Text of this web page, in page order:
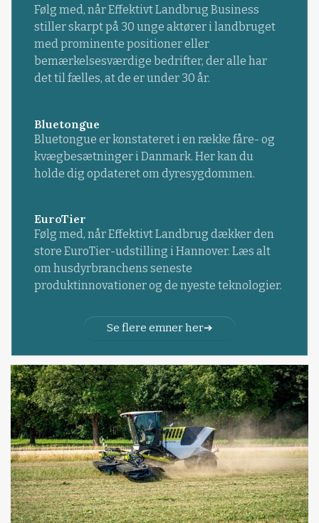
Følg med, når Effektivt Landbrug Business
stiller skarpt på 30 unge aktører i landbruget
med prominente positioner eller
bemærkelsesværdige bedrifter, der alle har
det til fælles, at de er under 30 år.
Bluetongue
Bluetongue er konstateret i en række fåre- og
kvægbesætninger i Danmark. Her kan du
holde dig opdateret om dyresygdommen.
EuroTier
Følg med, når Effektivt Landbrug dækker den
store EuroTier-udstilling i Hannover. Læs alt
om husdyrbranchens seneste
produktinnovationer og de nyeste teknologier.
Se flere emner her